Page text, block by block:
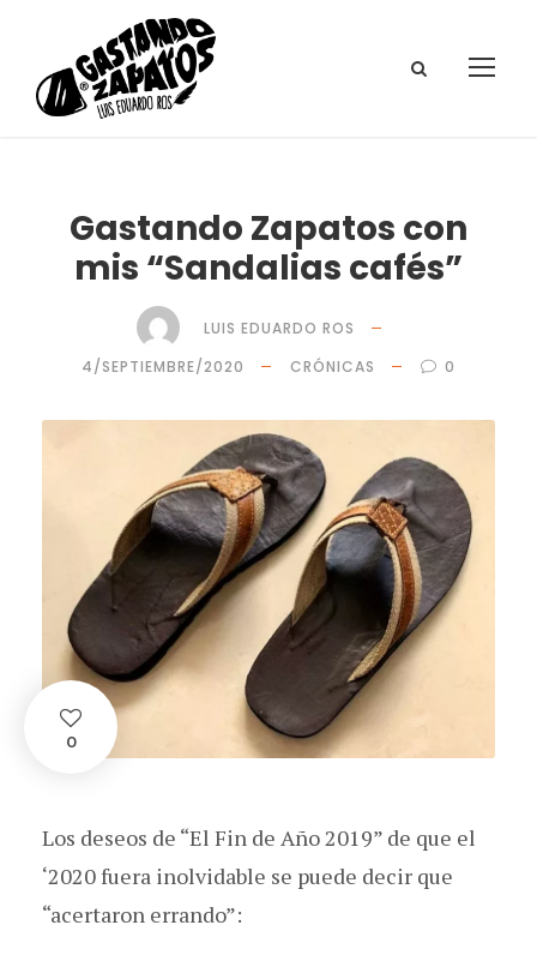
Gastando Zapatos con
mis “Sandalias cafés”
LUIS EDUARDO ROS
4/SEPTIEMBRE/2020
CRÓNICAS 0
0
Los deseos de “El Fin de Año 2019” de que el
‘2020 fuera inolvidable se puede decir que
“acertaron errando”: